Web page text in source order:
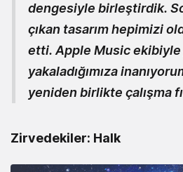
dengesiyle birleştirdik.
çıkan tasarım hepimizi
etti. Apple Music
yakaladığımıza
yeniden birlikte çalışma
Zirvedekiler: Halk